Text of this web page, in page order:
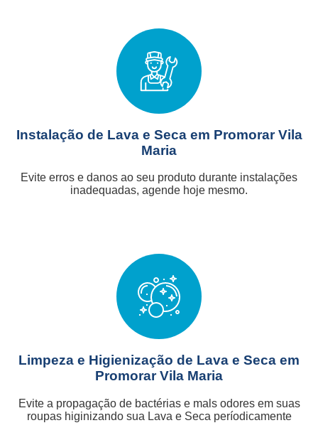
Instalação de Lava e Seca em Promorar Vila
Maria
Evite erros e danos ao seu produto durante instalações
inadequadas, agende hoje mesmo.
Limpeza e Higienização de Lava e Seca em
Promorar Vila Maria
Evite a propagação de bactérias e mals odores em suas
roupas higinizando sua Lava e Seca períodicamente